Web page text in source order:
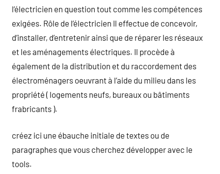
l’électricien en question tout comme les compétences
exigées. Rôle de l’électricien Il effectue de concevoir,
d’installer, d’entretenir ainsi que de réparer les réseaux
et les aménagements électriques. Il procède à
également de la distribution et du raccordement des
électroménagers oeuvrant à l’aide du milieu dans les
propriété ( logements neufs, bureaux ou bâtiments
frabricants ).
créez ici une ébauche initiale de textes ou de
paragraphes que vous cherchez développer avec le
tools.